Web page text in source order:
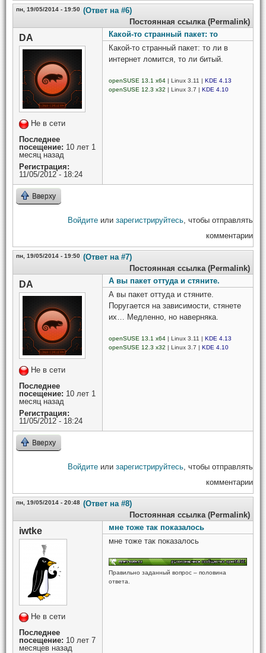
пн, 19/05/2014 - 19:50 (Ответ на #6)
Постоянная ссылка (Permalink)
DA
Не в сети
Последнее
посещение: 10 лет 1
месяц назад
Регистрация:
11/05/2012 - 18:24
Какой-то странный пакет: то
Какой-то странный пакет: то ли в
интернет ломится, то ли битый.
openSUSE 13.1 x64 | Linux 3.11 | KDE 4.13
openSUSE 12.3 x32 | Linux 3.7 | KDE 4.10
Вверху
Войдите или зарегистрируйтесь , чтобы отправлять
комментарии
пн, 19/05/2014 - 19:50 (Ответ на #7)
Постоянная ссылка (Permalink)
DA
Не в сети
Последнее
посещение: 10 лет 1
месяц назад
Регистрация:
11/05/2012 - 18:24
А вы пакет оттуда и стяните.
А вы пакет оттуда и стяните.
Поругается на зависимости, стянете
их… Медленно, но наверняка.
openSUSE 13.1 x64 | Linux 3.11 | KDE 4.13
openSUSE 12.3 x32 | Linux 3.7 | KDE 4.10
Вверху
Войдите или зарегистрируйтесь , чтобы отправлять
комментарии
пн, 19/05/2014 - 20:48 (Ответ на #8)
Постоянная ссылка (Permalink)
iwtke
Не в сети
Последнее
посещение: 10 лет 7
месяцев назад
мне тоже так показалось
мне тоже так показалось
Правильно заданный вопрос – половина
ответа.